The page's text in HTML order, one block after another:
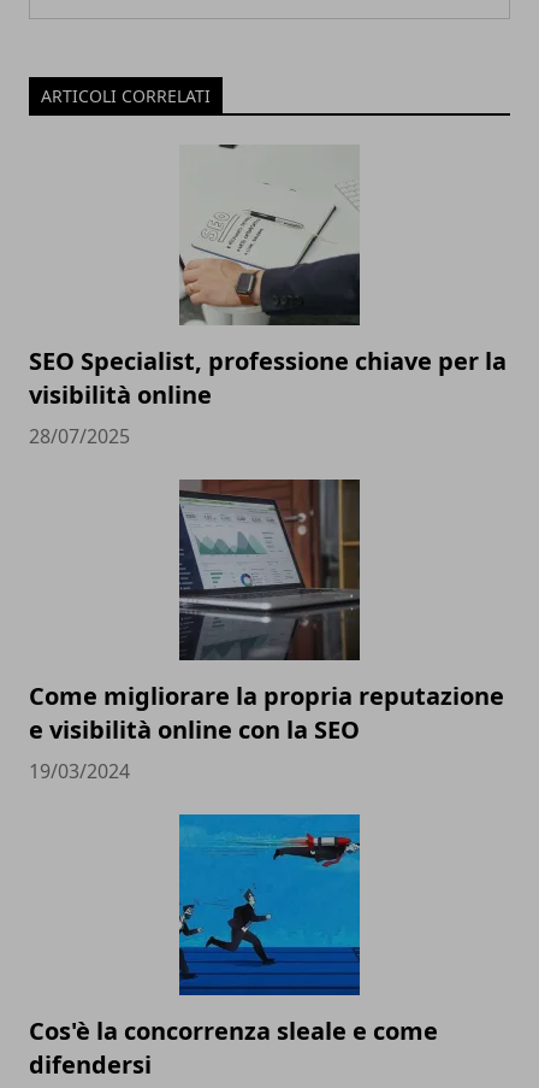
ARTICOLI CORRELATI
SEO Specialist, professione chiave per la
visibilità online
28/07/2025
Come migliorare la propria reputazione
e visibilità online con la SEO
19/03/2024
Cos'è la concorrenza sleale e come
difendersi